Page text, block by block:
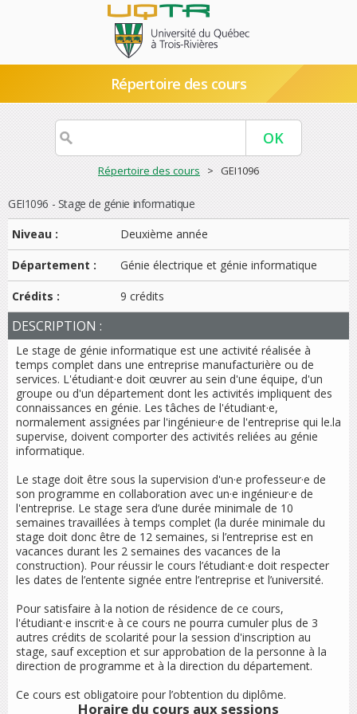
Répertoire des cours
Répertoire des cours > GEI1096
GEI1096 - Stage de génie informatique
Niveau :
Deuxième année
Département : Génie électrique et génie informatique
Crédits : 9 crédits
DESCRIPTION :
Le stage de génie informatique est une activité réalisée à
temps complet dans une entreprise manufacturière ou de
services. L'étudiant·e doit œuvrer au sein d'une équipe, d'un
groupe ou d'un département dont les activités impliquent des
connaissances en génie. Les tâches de l'étudiant·e,
normalement assignées par l'ingénieur·e de l'entreprise qui le.la
supervise, doivent comporter des activités reliées au génie
informatique.
Le stage doit être sous la supervision d'un·e professeur·e de
son programme en collaboration avec un·e ingénieur·e de
l'entreprise. Le stage sera d’une durée minimale de 10
semaines travaillées à temps complet (la durée minimale du
stage doit donc être de 12 semaines, si l’entreprise est en
vacances durant les 2 semaines des vacances de la
construction). Pour réussir le cours l’étudiant·e doit respecter
les dates de l’entente signée entre l’entreprise et l’université.
Pour satisfaire à la notion de résidence de ce cours,
l'étudiant·e inscrit·e à ce cours ne pourra cumuler plus de 3
autres crédits de scolarité pour la session d'inscription au
stage, sauf exception et sur approbation de la personne à la
direction de programme et à la direction du département.
Ce cours est obligatoire pour l’obtention du diplôme.
Horaire du cours aux sessions